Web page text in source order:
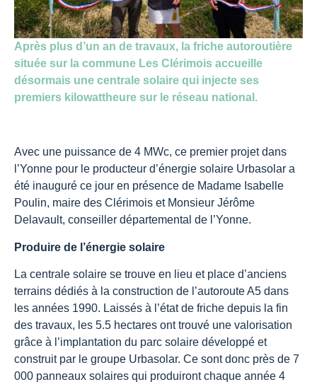
Après plus d’un an de travaux, la friche autoroutière
située sur la commune Les Clérimois accueille
désormais une centrale solaire qui injecte ses
premiers kilowattheure sur le réseau national.
Avec une puissance de 4 MWc, ce premier projet dans
l’Yonne pour le producteur d’énergie solaire Urbasolar a
été inauguré ce jour en présence de Madame Isabelle
Poulin, maire des Clérimois et Monsieur Jérôme
Delavault, conseiller départemental de l’Yonne.
Produire de l’énergie solaire
La centrale solaire se trouve en lieu et place d’anciens
terrains dédiés à la construction de l’autoroute A5 dans
les années 1990. Laissés à l’état de friche depuis la fin
des travaux, les 5.5 hectares ont trouvé une valorisation
grâce à l’implantation du parc solaire développé et
construit par le groupe Urbasolar. Ce sont donc près de 7
000 panneaux solaires qui produiront chaque année 4